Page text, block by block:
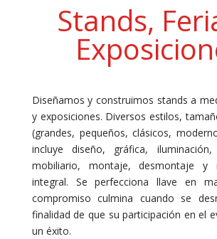
Stands,
Diseñamos y construimos stands a
y exposiciones. Diversos estilos,
(grandes, pequeños, clásicos,
incluye diseño, gráfica, iluminación,
mobiliario, montaje, desmontaje y
integral. Se perfecciona llave en
compromiso culmina cuando se
finalidad de que su participación en el
un éxito.